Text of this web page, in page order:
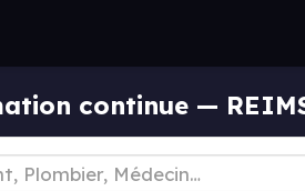
continue —